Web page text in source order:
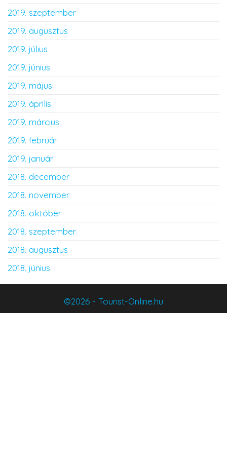
2019. szeptember
2019. augusztus
2019. július
2019. június
2019. május
2019. április
2019. március
2019. február
2019. január
2018. december
2018. november
2018. október
2018. szeptember
2018. augusztus
2018. június
©2026 - Tourist-Online.hu